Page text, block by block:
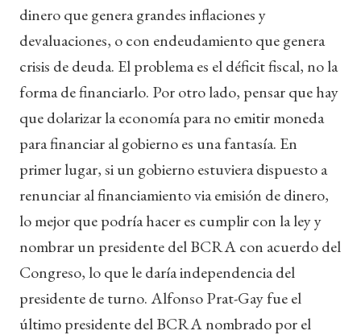
dinero que genera grandes inflaciones y
devaluaciones, o con endeudamiento que genera
crisis de deuda. El problema es el déficit fiscal, no la
forma de financiarlo. Por otro lado, pensar que hay
que dolarizar la economía para no emitir moneda
para financiar al gobierno es una fantasía. En
primer lugar, si un gobierno estuviera dispuesto a
renunciar al financiamiento via emisión de dinero,
lo mejor que podría hacer es cumplir con la ley y
nombrar un presidente del BCRA con acuerdo del
Congreso, lo que le daría independencia del
presidente de turno. Alfonso Prat-Gay fue el
último presidente del BCRA nombrado por el